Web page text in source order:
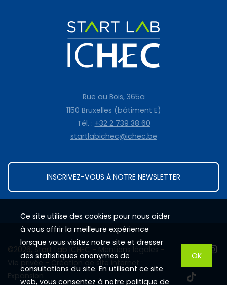
Ce site utilise des cookies pour nous aider
à vous offrir la meilleure expérience
lorsque vous visitez notre site et dresser
des statistiques anonymes de
consultations du site. En utilisant ce site
web, vous consentez à notre politique de
OK
Rue au Bois, 365a
1150 Bruxelles (bâtiment E)
Tél. : +32 2 739 38 60
startlabichec@ichec.be
INSCRIVEZ-VOUS À NOTRE NEWSLETTER
©2026, Start Lab ICHEC - Mentions légales -
Vie privée - Création de site internet :
Expansion